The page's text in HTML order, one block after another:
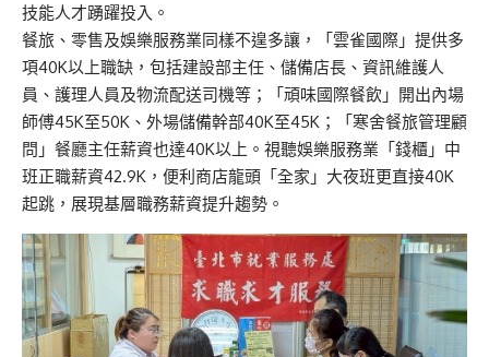
技能人才踴躍投入。
餐旅、零售及娛樂服務業同樣不遑多讓，「雲雀國際」提供多
項40K以上職缺，包括建設部主任、儲備店長、資訊維護人
員、護理人員及物流配送司機等；「頑味國際餐飲」開出內場
師傅45K至50K、外場儲備幹部40K至45K；「寒舍餐旅管理顧
問」餐廳主任薪資也達40K以上。視聽娛樂服務業「錢櫃」中
班正職薪資42.9K，便利商店龍頭「全家」大夜班更直接40K
起跳，展現基層職務薪資提升趨勢。